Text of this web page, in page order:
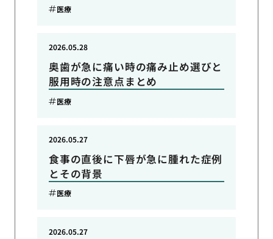
医療
奥歯が急に痛い時の痛み止め選びと
服用時の注意点まとめ
2026.05.28
医療
食事の直後に下唇が急に腫れた症例
とその背景
2026.05.27
医療
2026.05.27